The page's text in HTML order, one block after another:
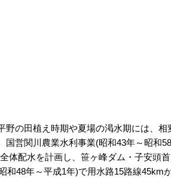
の田植え時期や夏場の渇水期には、相
営関川農業水利事業(昭和43年～昭和58
体配水を計画し、笹ヶ峰ダム・子安頭首
和48年～平成1年)で用水路15路線45km